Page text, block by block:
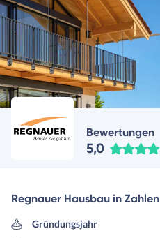
Bewertungen
5,0
Regnauer Hausbau in Zahlen
Gründungsjahr